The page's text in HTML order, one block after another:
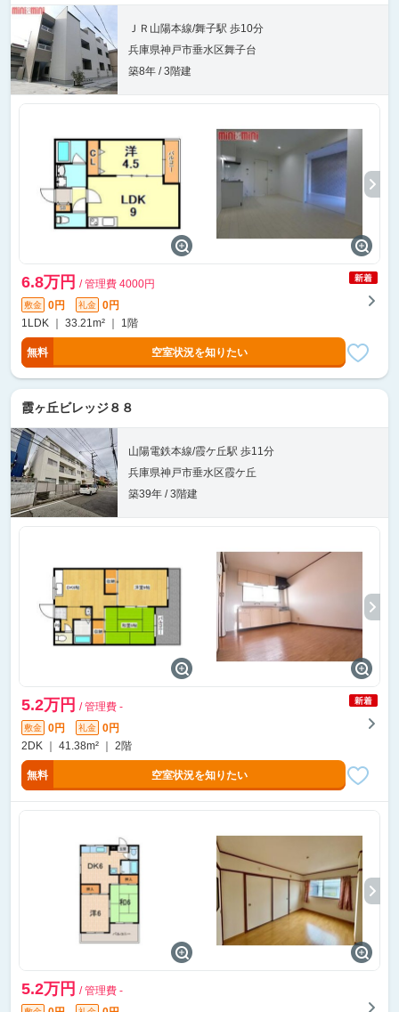
ＪＲ山陽本線/舞子駅 歩10分
兵庫県神戸市垂水区舞子台
築8年 / 3階建
6.8万円 / 管理費 4000円
敷金 0円 礼金
0円
1LDK ｜ 33.21m² ｜ 1階
無料 空室状況を知りたい
霞ヶ丘ビレッジ８８
山陽電鉄本線/霞ケ丘駅 歩11分
兵庫県神戸市垂水区霞ケ丘
築39年 / 3階建
5.2万円 / 管理費 -
敷金 0円 礼金
0円
2DK ｜ 41.38m² ｜ 2階
無料 空室状況を知りたい
5.2万円 / 管理費 -